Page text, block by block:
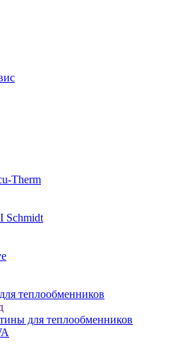
Therm
Schmidt
теплообменников
для теплообменников